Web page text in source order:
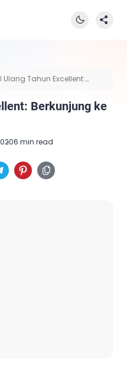
Ulang Tahun Excellent:
Berkunjung ke
6 min read